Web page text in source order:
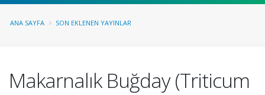
ANA SAYFA SON EKLENEN YAYINLAR
Makarnalık Buğday (Triticum